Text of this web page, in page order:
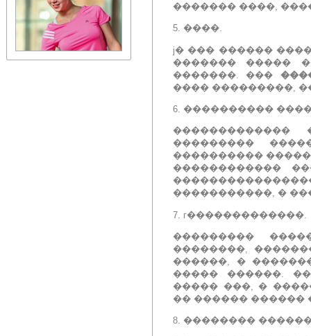
������� ����,
5. ����.
ϳ� ��� ������
������� �����
�������.���
���� ���������,
6. ����������
���������
����������
������������
�����������, �
7. г�������������.
���������
��������,
������, �
����� ������.
����� ���, �
�� ������ ������
8. ��������